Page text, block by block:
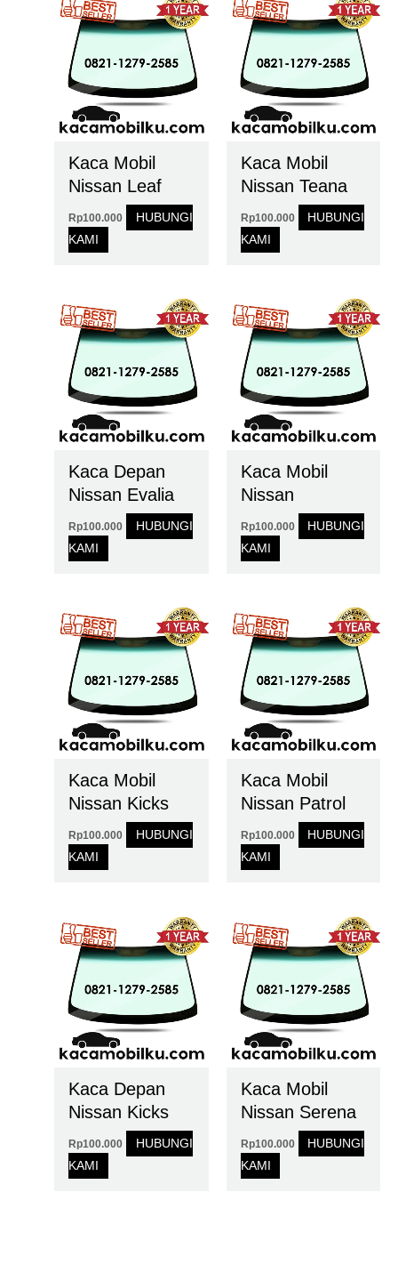
Kaca Mobil
Nissan Leaf
Rp100.000
HUBUNGI
KAMI
Kaca Mobil
Nissan Teana
Rp100.000
HUBUNGI
KAMI
Kaca Depan
Nissan Evalia
Rp100.000
HUBUNGI
KAMI
Kaca Mobil
Nissan
Rp100.000
HUBUNGI
KAMI
Kaca Mobil
Nissan Kicks
Rp100.000
HUBUNGI
KAMI
Kaca Mobil
Nissan Patrol
Rp100.000
HUBUNGI
KAMI
Kaca Depan
Nissan Kicks
Rp100.000
HUBUNGI
KAMI
Kaca Mobil
Nissan Serena
Rp100.000
HUBUNGI
KAMI